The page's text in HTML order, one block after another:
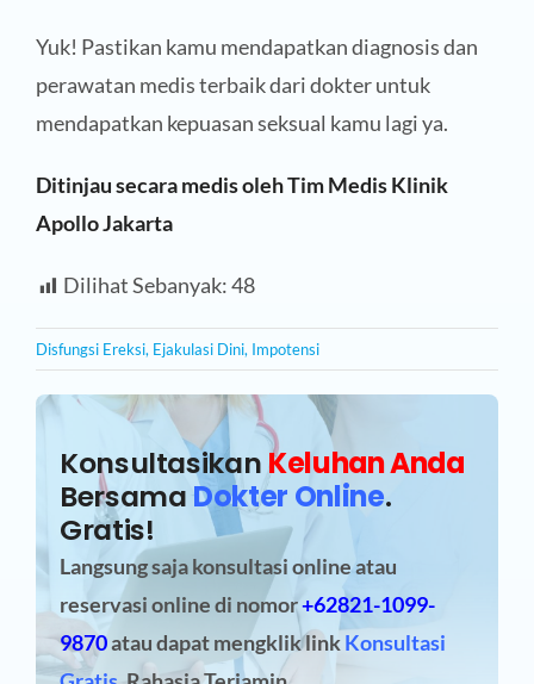
Yuk! Pastikan kamu mendapatkan diagnosis dan
perawatan medis terbaik dari dokter untuk
mendapatkan kepuasan seksual kamu lagi ya.
Ditinjau secara medis oleh Tim Medis Klinik
Apollo Jakarta
Dilihat Sebanyak:48
Disfungsi Ereksi, Ejakulasi Dini, Impotensi
Konsultasikan Keluhan Anda
BersamaDokter Online.
Gratis!
Langsung saja konsultasi online atau
reservasi onlinedi nomor+62821-1099-
9870atau dapat mengklik linkKonsultasi